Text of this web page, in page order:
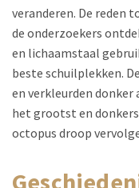
veranderen. De reden
de onderzoekers
en lichaamstaal
beste schuilplekken.
en verkleurden donker
het grootst en
octopus droop